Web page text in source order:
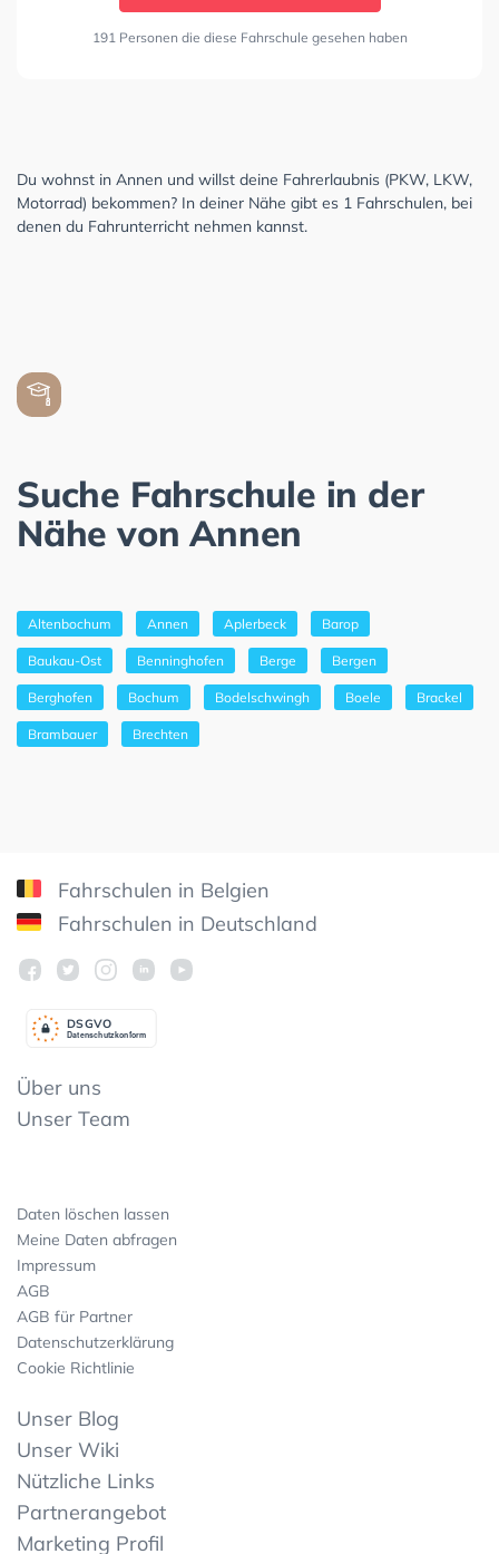
191 Personen die diese Fahrschule gesehen haben
Du wohnst in Annen und willst deine Fahrerlaubnis (PKW, LKW,
Motorrad) bekommen? In deiner Nähe gibt es 1 Fahrschulen, bei
denen du Fahrunterricht nehmen kannst.
Suche Fahrschule in der
Nähe von Annen
Altenbochum Annen Aplerbeck Barop
Baukau-Ost Benninghofen Berge Bergen
Berghofen Bochum Bodelschwingh Boele Brackel
Brambauer Brechten
Fahrschulen in Belgien
Fahrschulen in Deutschland
Datenschutzkonform
DSGVO
Über uns
Unser Team
Daten löschen lassen
Meine Daten abfragen
Impressum
AGB
AGB für Partner
Datenschutzerklärung
Cookie Richtlinie
Unser Blog
Unser Wiki
Nützliche Links
Partnerangebot
Marketing Profil